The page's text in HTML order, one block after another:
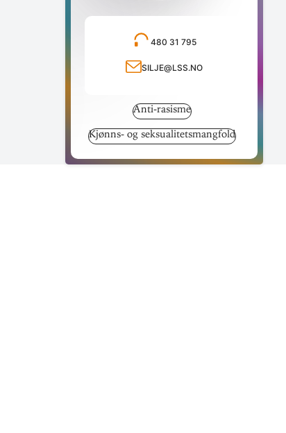
480 31 795
silje@lss.no
Send e-post
Anti-rasisme
Kjønns- og seksualitetsmangfold